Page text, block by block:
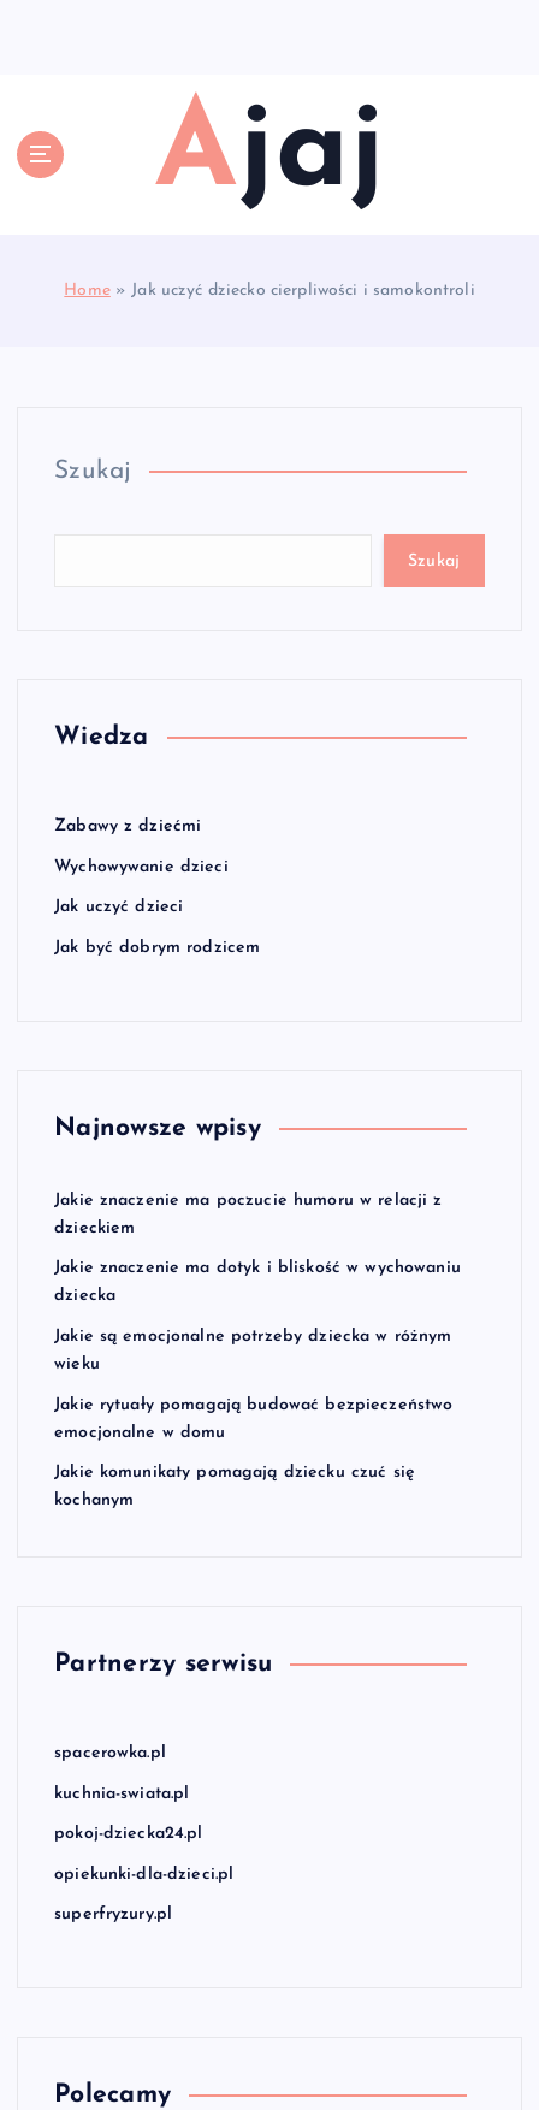
Ajaj
Home» Jak uczyć dziecko cierpliwości i samokontroli
Szukaj
Szukaj
Wiedza
Zabawy z dziećmi
Wychowywanie dzieci
Jak uczyć dzieci
Jak być dobrym rodzicem
Najnowsze wpisy
Jakie znaczenie ma poczucie humoru w relacji z
dzieckiem
Jakie znaczenie ma dotyk i bliskość w wychowaniu
dziecka
Jakie są emocjonalne potrzeby dziecka w różnym
wieku
Jakie rytuały pomagają budować bezpieczeństwo
emocjonalne w domu
Jakie komunikaty pomagają dziecku czuć się
kochanym
Partnerzy serwisu
spacerowka.pl
kuchnia-swiata.pl
pokoj-dziecka24.pl
opiekunki-dla-dzieci.pl
superfryzury.pl
Polecamy